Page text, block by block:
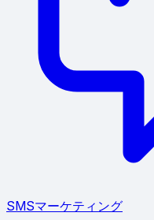
SMSマーケティング